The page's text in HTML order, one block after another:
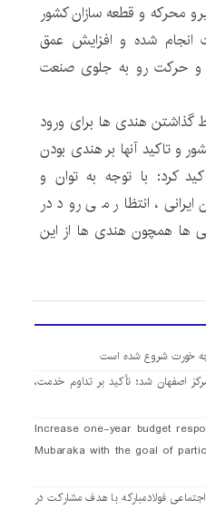
محرکه و قطعه سازان کشور
انجام شده و افزایش عمق
و حرکت رو به جلوی صنعت
گذاشتن هندی ها برای ورود
و تاکید آنها بر هندی بودن
کرد: با توجه به توان و
انتظار می رود در
ها همچون هندی ها از این
خورت شروع شده است
اصفهان شد؛ تأکید بر تداوم خدمت،
Increase one-year budget
Mubaraka with the goal of
فولادمبارکه با هدف مشارکت در